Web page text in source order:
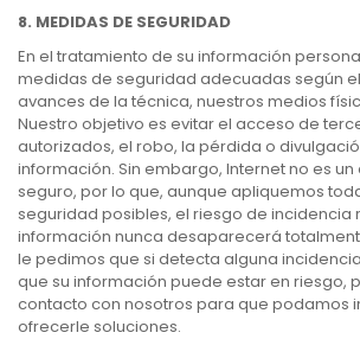
8. MEDIDAS DE SEGURIDAD
En el tratamiento de su información
medidas de seguridad adecuadas según
avances de la técnica, nuestros medios
Nuestro objetivo es evitar el acceso de
autorizados, el robo, la pérdida o
información. Sin embargo, Internet no es
seguro, por lo que, aunque apliquemos
seguridad posibles, el riesgo de incidencia
información nunca desaparecerá
le pedimos que si detecta alguna
que su información puede estar en riesgo,
contacto con nosotros para que podamos
ofrecerle soluciones.